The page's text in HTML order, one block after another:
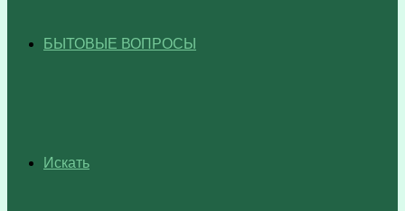
БЫТОВЫЕ ВОПРОСЫ
Искать